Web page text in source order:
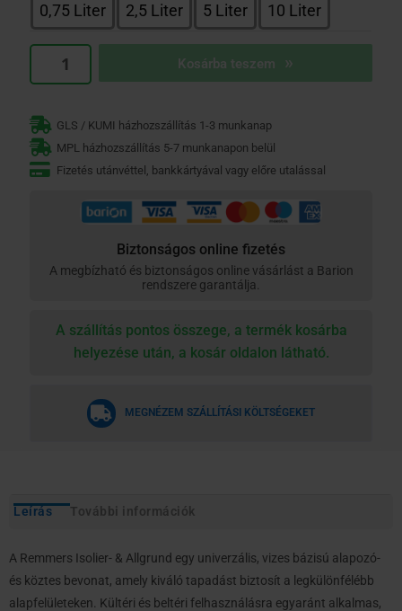
0,75 Liter 2,5 Liter 5 Liter 10 Liter
Allgrund
Kosárba teszem
GLS / KUMI házhozszállítás 1-3 munkanap
MPL házhozszállítás 5-7 munkanapon belül
Fizetés utánvéttel, bankkártyával vagy előre utalással
Biztonságos online fizetés
A megbízható és biztonságos online vásárlást a Barion
rendszere garantálja.
A szállítás pontos összege, a termék kosárba
helyezése után, a kosár oldalon látható.
MEGNÉZEM SZÁLLÍTÁSI KÖLTSÉGEKET
Leírás További információk
A Remmers Isolier- & Allgrund egy univerzális, vizes bázisú alapozó-
és köztes bevonat, amely kiváló tapadást biztosít a legkülönfélébb
alapfelületeken. Kültéri és beltéri felhasználásra egyaránt alkalmas,